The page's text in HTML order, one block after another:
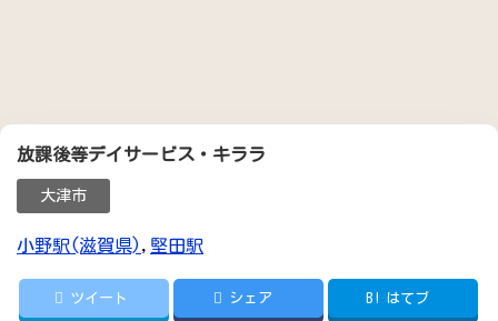
放課後等デイサービス・キララ
大津市
小野駅(滋賀県), 堅田駅
ツイート シェア B! はてブ